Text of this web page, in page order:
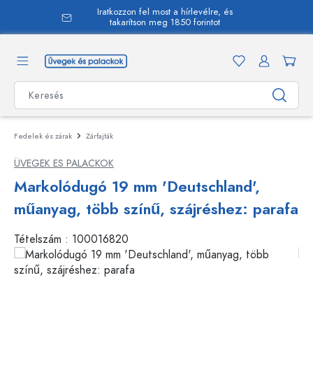
Iratkozzon fel most a hírlevélre, és
takarítson meg 1850 forintot
Fedelek és zárak Zárfajták
ÜVEGEK ES PALACKOK
Markolódugó 19 mm 'Deutschland',
műanyag, több színű, szájréshez: parafa
Tételszám : 100016820